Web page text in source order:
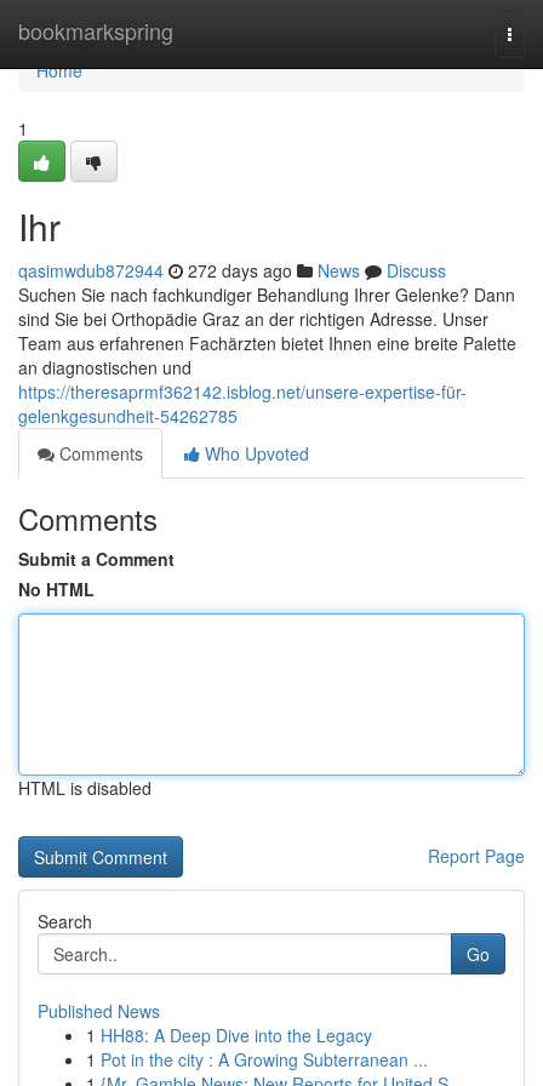
bookmarkspring
Home
Home
1
Ihr
qasimwdub872944 272 days ago News
Discuss
Suchen Sie nach fachkundiger Behandlung Ihrer Gelenke? Dann
sind Sie bei Orthopädie Graz an der richtigen Adresse. Unser
Team aus erfahrenen Fachärzten bietet Ihnen eine breite Palette
an diagnostischen und
https://theresaprmf362142.isblog.net/unsere-expertise-für-
gelenkgesundheit-54262785
Comments
Who Upvoted
Comments
Submit a Comment
No HTML
HTML is disabled
Report Page
Search
Go
Published News
1 HH88: A Deep Dive into the Legacy
1 Pot in the city : A Growing Subterranean ...